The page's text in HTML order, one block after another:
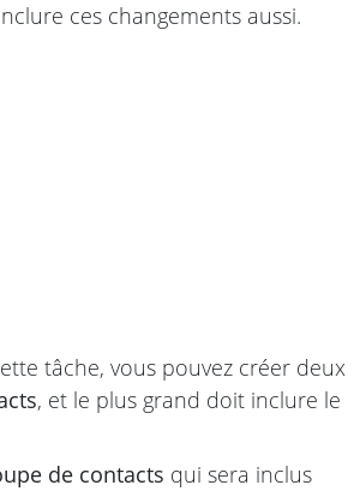
ces changements aussi.
tâche, vous pouvez créer deux
, et le plus grand doit inclure le
de contacts qui sera inclus